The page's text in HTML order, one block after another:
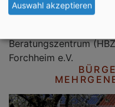
Ebermannstadt,
(ambulante Pflege),
Beratungszentrum
Forchheim e.V.
Auswahl akzeptieren